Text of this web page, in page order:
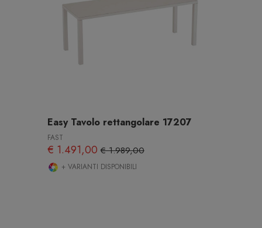
Easy Tavolo rettangolare 17207
FAST
€ 1.491,00€ 1.989,00
+ VARIANTI DISPONIBILI